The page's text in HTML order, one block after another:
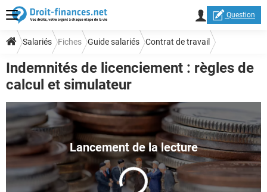
Question
Salariés Fiches Guide salariés Contrat de travail
Licenciement-Démission
Indemnités de licenciement : règles de
calcul et simulateur